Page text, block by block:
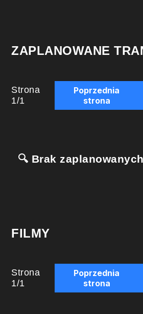
ZAPLANOWANE
Strona
1/1
Poprzednia
strona
🔍 Brak
FILMY
Strona
1/1
Poprzednia
strona